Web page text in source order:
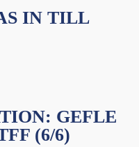
IN TILL
GEFLE
(6/6)